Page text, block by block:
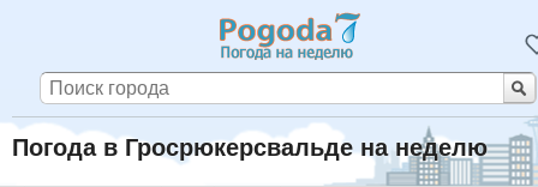
Погода в Гросрюкерсвальде на неделю